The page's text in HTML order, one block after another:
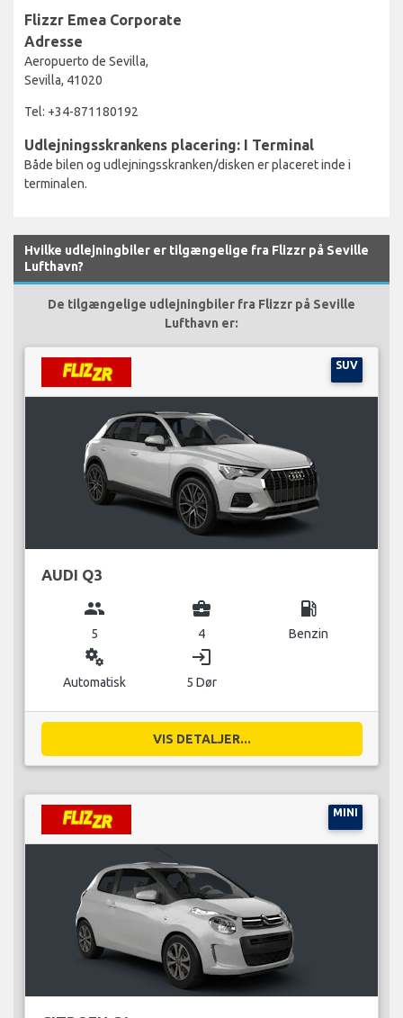
Flizzr Emea Corporate
Adresse
Aeropuerto de Sevilla,
Sevilla, 41020
Tel: +34-871180192
Udlejningsskrankens placering: I Terminal
Både bilen og udlejningsskranken/disken er placeret inde i
terminalen.
Hvilke udlejningbiler er tilgængelige fra Flizzr på Seville
Lufthavn?
De tilgængelige udlejningbiler fra Flizzr på Seville
Lufthavn er:
SUV
AUDI Q3
group
5
business_center
4
local_gas_station
Benzin
miscellaneous_services
Automatisk
login
5 Dør
VIS DETALJER...
MINI